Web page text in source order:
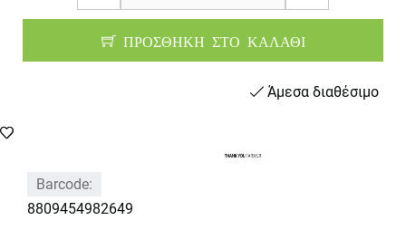
ΠΡΟΣΘΗΚΗ ΣΤΟ ΚΑΛΑΘΙ
Άμεσα διαθέσιμο
Barcode:
8809454982649